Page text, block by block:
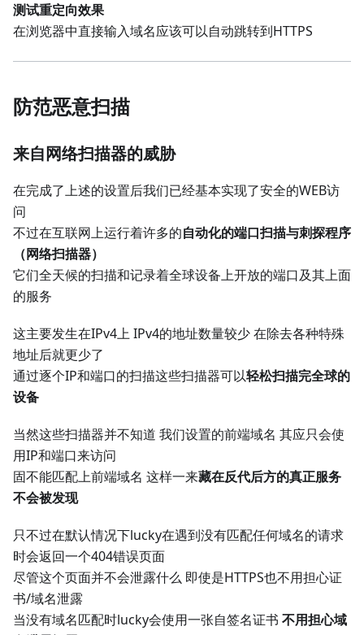
测试重定向效果
在浏览器中直接输入域名应该可以自动跳转到HTTPS
防范恶意扫描
来自网络扫描器的威胁
在完成了上述的设置后我们已经基本实现了安全的WEB访
问
不过在互联网上运行着许多的自动化的端口扫描与刺探程序
（网络扫描器）
它们全天候的扫描和记录着全球设备上开放的端口及其上面
的服务
这主要发生在IPv4上 IPv4的地址数量较少 在除去各种特殊
地址后就更少了
通过逐个IP和端口的扫描这些扫描器可以轻松扫描完全球的
设备
当然这些扫描器并不知道 我们设置的前端域名 其应只会使
用IP和端口来访问
固不能匹配上前端域名 这样一来藏在反代后方的真正服务
不会被发现
只不过在默认情况下lucky在遇到没有匹配任何域名的请求
时会返回一个404错误页面
尽管这个页面并不会泄露什么 即使是HTTPS也不用担心证
书/域名泄露
当没有域名匹配时lucky会使用一张自签名证书 不用担心域